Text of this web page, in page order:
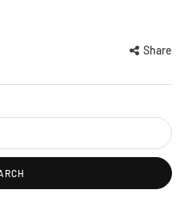
Share